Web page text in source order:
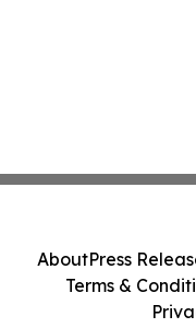
AboutPress
Terms &